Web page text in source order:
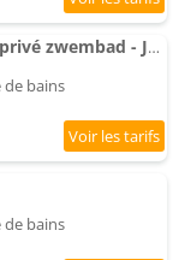
Vakantiehuis Springtij met privé zwembad - Julianadorp aan Zee
de bains
de bains